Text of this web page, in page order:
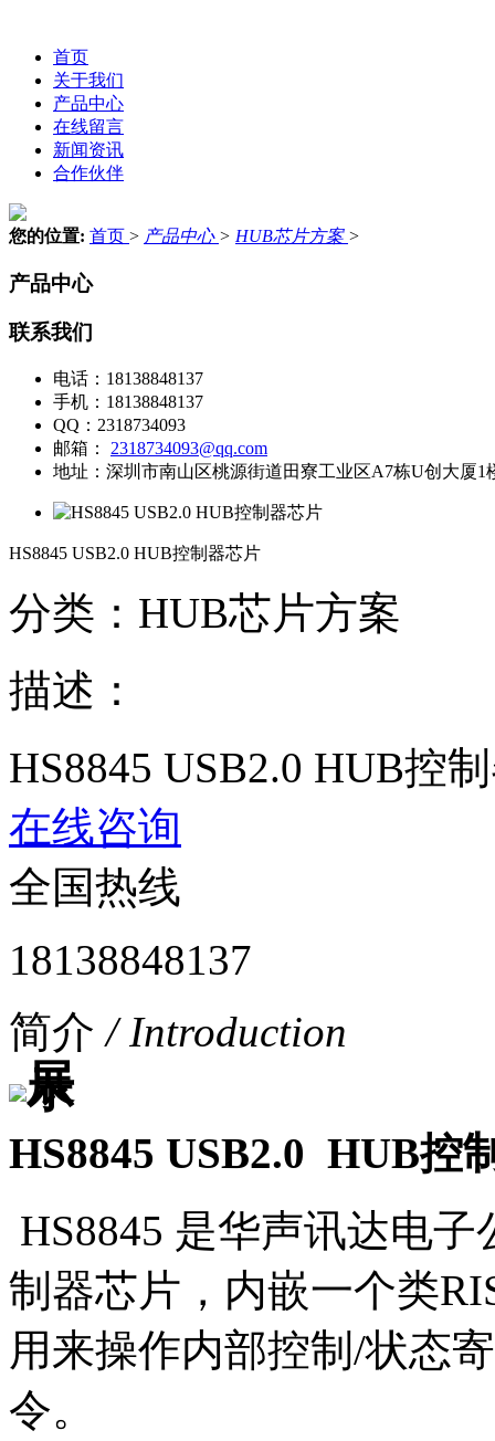
首页
关于我们
产品中心
在线留言
新闻资讯
合作伙伴
您的位置: 首页 > 产品中心 > HUB芯片方案 >
产品中心
联系我们
电话： 18138848137
手机： 18138848137
QQ： 2318734093
邮箱：
2318734093@qq.com
地址： 深圳市南山区桃源街道田寮工业区A7栋U创大厦1
HS8845 USB2.0 HUB控制器芯片
分类：HUB芯片方案
描述：
HS8845 USB2.0 HUB控
在线咨询
全国热线
18138848137
简介 / Introduction
HS8845 USB2.0 HUB控
HS8845 是华声讯达电
制器芯片，内嵌一个类
用来操作内部控制/状态
令。